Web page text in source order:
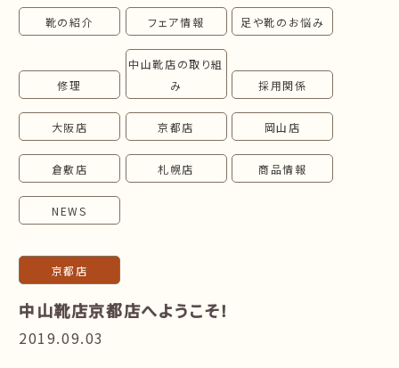
お問い合わせ
靴の紹介 フェア情報 足や靴のお悩み
修理
中山靴店の取り組
み
採用関係
大阪店 京都店 岡山店
倉敷店 札幌店 商品情報
NEWS
京都店
中山靴店京都店へようこそ！
2019.09.03